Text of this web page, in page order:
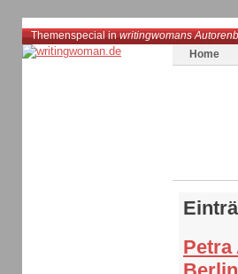
Themenspecial inwritingwomans
Home
Petra